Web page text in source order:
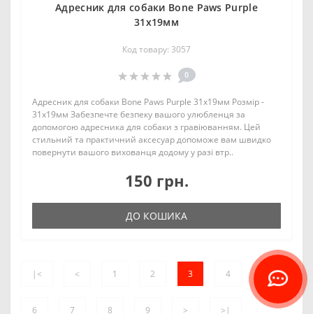
Адресник для собаки Bone Paws Purple
31х19мм
Код товару: 3057
0
Адресник для собаки Bone Paws Purple 31х19мм Розмір -
31х19мм Забезпечте безпеку вашого улюбленця за
допомогою адресника для собаки з гравіюванням. Цей
стильний та практичний аксесуар допоможе вам швидко
повернути вашого вихованця додому у разі втр..
150 грн.
ДО КОШИКА
|< < 1 2 3 4
6 7 8 9 > >|